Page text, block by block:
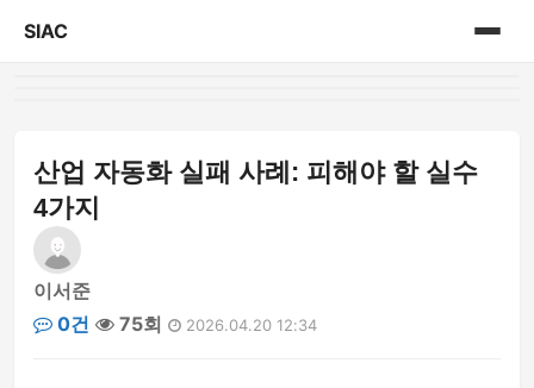
SIAC
산업 자동화 실패 사례: 피해야 할 실수
4가지
이서준
0건
75회 2026.04.20 12:34